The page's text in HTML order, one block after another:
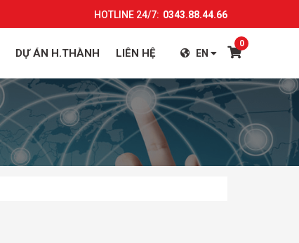
HOTLINE 24/7: 0343.88.44.66
DỰ ÁN H.THÀNH LIÊN HỆ EN
0